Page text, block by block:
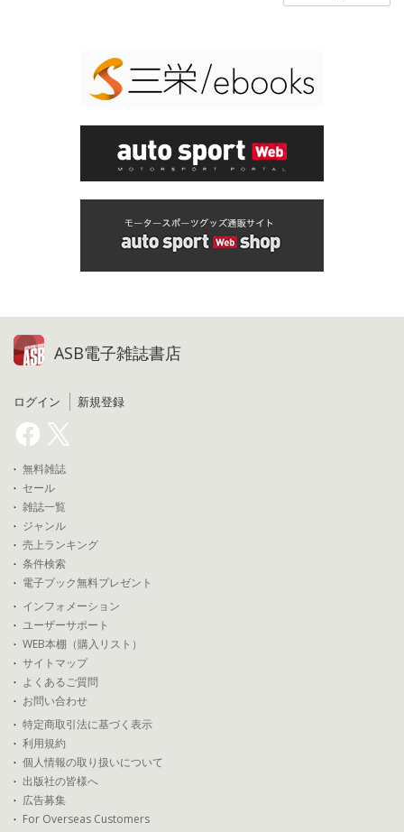
ASB電子雑誌書店
ログイン 新規登録
無料雑誌
セール
雑誌一覧
ジャンル
売上ランキング
条件検索
電子ブック無料プレゼント
インフォメーション
ユーザーサポート
WEB本棚（購入リスト）
サイトマップ
よくあるご質問
お問い合わせ
特定商取引法に基づく表示
利用規約
個人情報の取り扱いについて
出版社の皆様へ
広告募集
For Overseas Customers